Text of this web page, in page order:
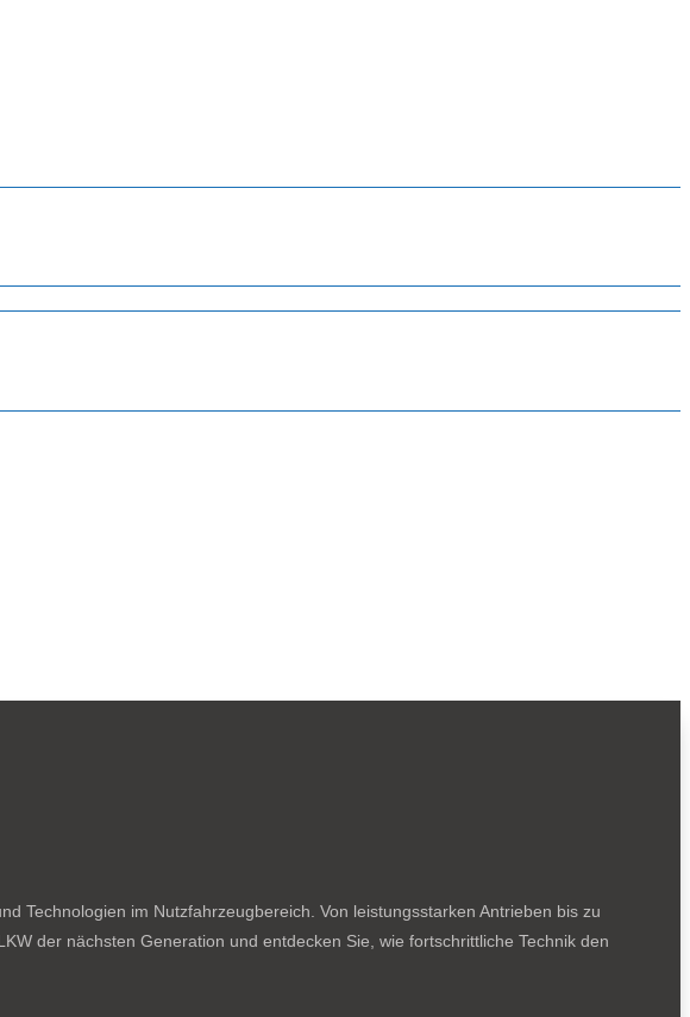
Technologien im Nutzfahrzeugbereich. Von leistungsstarken Antrieben bis zu
der nächsten Generation und entdecken Sie, wie fortschrittliche Technik den